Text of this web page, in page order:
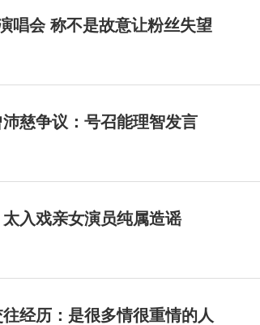
唱会 称不是故意让粉丝失望
慈争议：号召能理智发言
入戏亲女演员纯属造谣
经历：是很多情很重情的人